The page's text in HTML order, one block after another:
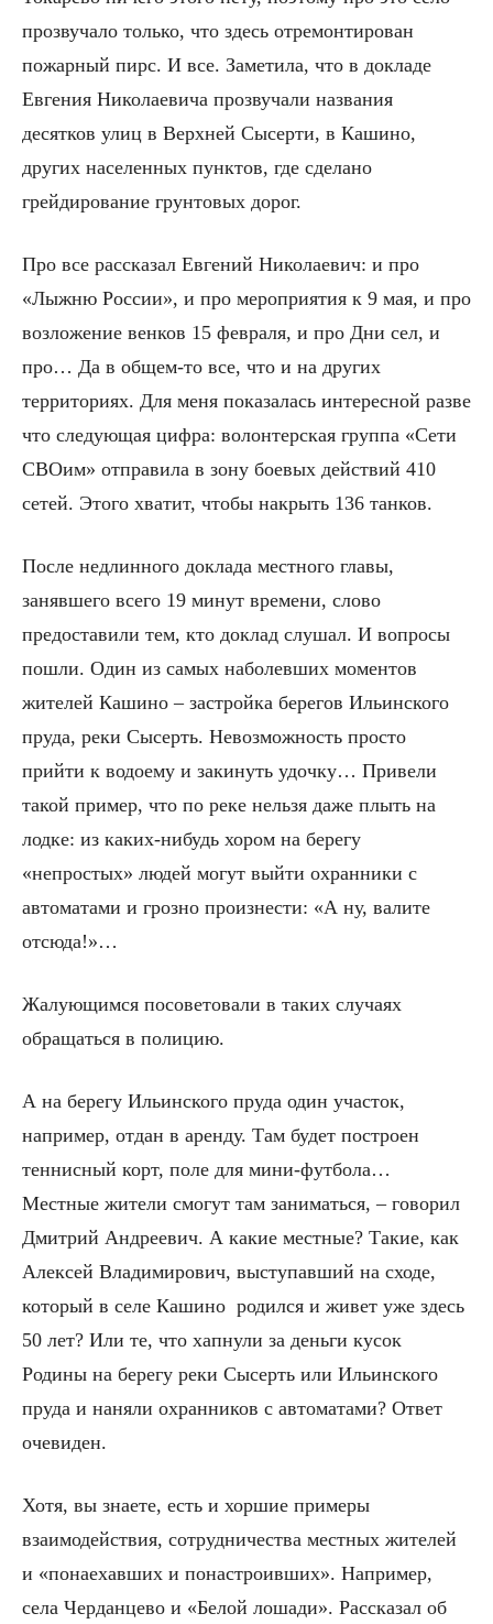
прозвучало только, что здесь отремонтирован
пожарный пирс. И все. Заметила, что в докладе
Евгения Николаевича прозвучали названия
десятков улиц в Верхней Сысерти, в Кашино,
других населенных пунктов, где сделано
грейдирование грунтовых дорог.
Про все рассказал Евгений Николаевич: и про
«Лыжню России», и про мероприятия к 9 мая, и про
возложение венков 15 февраля, и про Дни сел, и
про… Да в общем-то все, что и на других
территориях. Для меня показалась интересной разве
что следующая цифра: волонтерская группа «Сети
СВОим» отправила в зону боевых действий 410
сетей. Этого хватит, чтобы накрыть 136 танков.
После недлинного доклада местного главы,
занявшего всего 19 минут времени, слово
предоставили тем, кто доклад слушал. И вопросы
пошли. Один из самых наболевших моментов
жителей Кашино – застройка берегов Ильинского
пруда, реки Сысерть. Невозможность просто
прийти к водоему и закинуть удочку… Привели
такой пример, что по реке нельзя даже плыть на
лодке: из каких-нибудь хором на берегу
«непростых» людей могут выйти охранники с
автоматами и грозно произнести: «А ну, валите
отсюда!»…
Жалующимся посоветовали в таких случаях
обращаться в полицию.
А на берегу Ильинского пруда один участок,
например, отдан в аренду. Там будет построен
теннисный корт, поле для мини-футбола…
Местные жители смогут там заниматься, – говорил
Дмитрий Андреевич. А какие местные? Такие, как
Алексей Владимирович, выступавший на сходе,
который в селе Кашино родился и живет уже здесь
50 лет? Или те, что хапнули за деньги кусок
Родины на берегу реки Сысерть или Ильинского
пруда и наняли охранников с автоматами? Ответ
очевиден.
Хотя, вы знаете, есть и хоршие примеры
взаимодействия, сотрудничества местных жителей
и «понаехавших и понастроивших». Например,
села Черданцево и «Белой лошади». Рассказал об